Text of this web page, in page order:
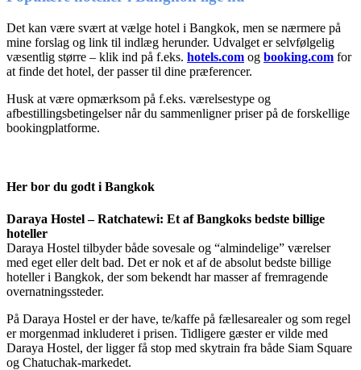
Det kan være svært at vælge hotel i Bangkok, men se nærmere på
mine forslag og link til indlæg herunder. Udvalget er selvfølgelig
væsentlig større – klik ind på f.eks. hotels.com og booking.com for
at finde det hotel, der passer til dine præferencer.
Husk at være opmærksom på f.eks. værelsestype og
afbestillingsbetingelser når du sammenligner priser på de forskellige
bookingplatforme.
Her bor du godt i Bangkok
Daraya Hostel – Ratchatewi: Et af Bangkoks bedste billige
hoteller
Daraya Hostel tilbyder både sovesale og “almindelige” værelser
med eget eller delt bad. Det er nok et af de absolut bedste billige
hoteller i Bangkok, der som bekendt har masser af fremragende
overnatningssteder.
På Daraya Hostel er der have, te/kaffe på fællesarealer og som regel
er morgenmad inkluderet i prisen. Tidligere gæster er vilde med
Daraya Hostel, der ligger få stop med skytrain fra både Siam Square
og Chatuchak-markedet.